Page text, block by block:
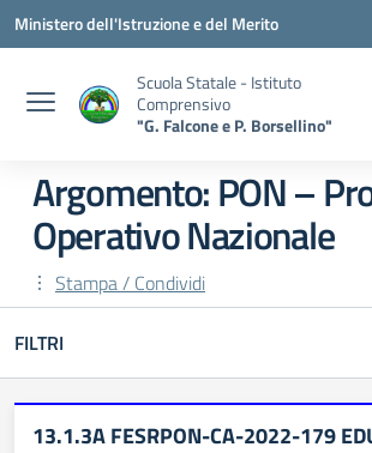
Vai ai contenuti
Vai al menu di navigazione
Vai al footer
Ministero dell'Istruzione e del Merito
Scuola Statale - Istituto
Comprensivo
"G. Falcone e P. Borsellino"
Argomento: PON –
Operativo Nazionale
Stampa / Condividi
FILTRI
13.1.3A FESRPON-CA-2022-179